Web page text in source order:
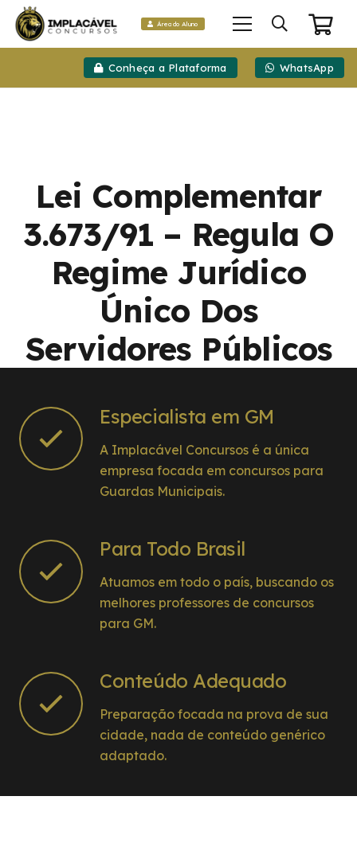
Área do Aluno
Conheça a Plataforma WhatsApp
Lei Complementar
3.673/91 – Regula O
Regime Jurídico
Único Dos
Servidores Públicos
Especialista em GM
A Implacável Concursos é a única
empresa focada em concursos para
Guardas Municipais.
Para Todo Brasil
Atuamos em todo o país, buscando os
melhores professores de concursos
para GM.
Conteúdo Adequado
Preparação focada na prova de sua
cidade, nada de conteúdo genérico
adaptado.